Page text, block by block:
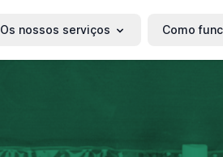
Os nossos serviços Como